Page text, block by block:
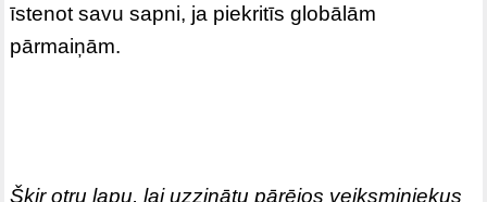
īstenot savu sapni, ja piekritīs globālām
pārmaiņām.
Šķir otru lapu, lai uzzinātu pārējos veiksminiekus